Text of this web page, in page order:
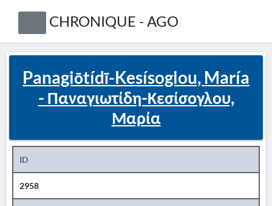
CHRONIQUE - AGO
Panagiōtídī-Kesísoglou, María
- Παναγιωτίδη-Κεσίσογλου,
Μαρία
ID
2958